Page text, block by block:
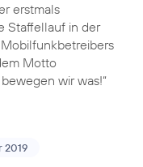
erstmals
Staffellauf in der
Motto
wir was!“
2019